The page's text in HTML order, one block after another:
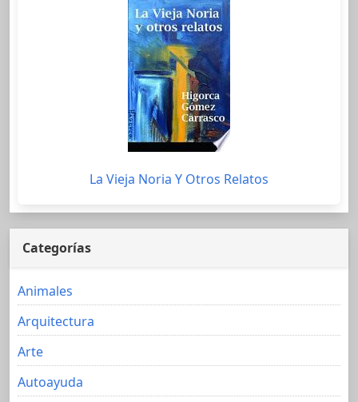
La Vieja Noria Y Otros Relatos
Categorías
Animales
Arquitectura
Arte
Autoayuda